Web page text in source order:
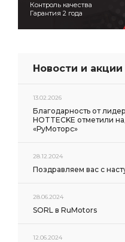
Контроль качества
Гарантия 2 года
Новости и акции
13.02.2026
Благодарность от
HOTTECKE отметили
«РуМоторс»
28.12.2024
Поздравляем вас с
28.06.2024
SORL в RuMotors
12.06.2024